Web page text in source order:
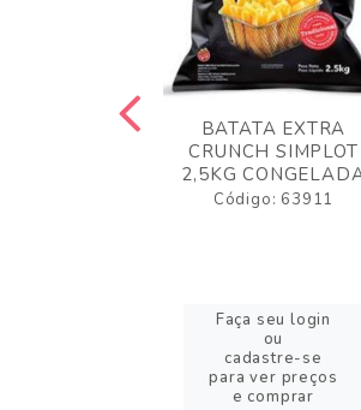
BATATA EXTRA
CRUNCH SIMPLOT
2,5KG
Código: 63911
Faça seu login
ou
cadastre-se
para ver preços
e comprar